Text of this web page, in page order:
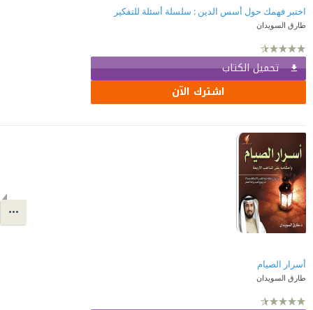
اختبر فهمك حول أسس الدين : سلسلة أسئلة للتفكير
طارق السويدان
تحميل الكتاب
اشترك الآن
أسرار الصيام
طارق السويدان